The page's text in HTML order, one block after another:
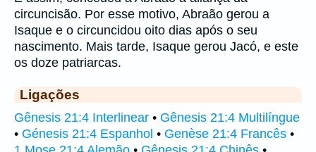
circuncisão. Por esse motivo, Abraão gerou a
Isaque e o circuncidou oito dias após o seu
nascimento. Mais tarde, Isaque gerou Jacó, e este
os doze patriarcas.
Ligações
Gênesis 21:4 Interlinear • Gênesis 21:4 Multilíngue
• Génesis 21:4 Espanhol • Genèse 21:4 Francês •